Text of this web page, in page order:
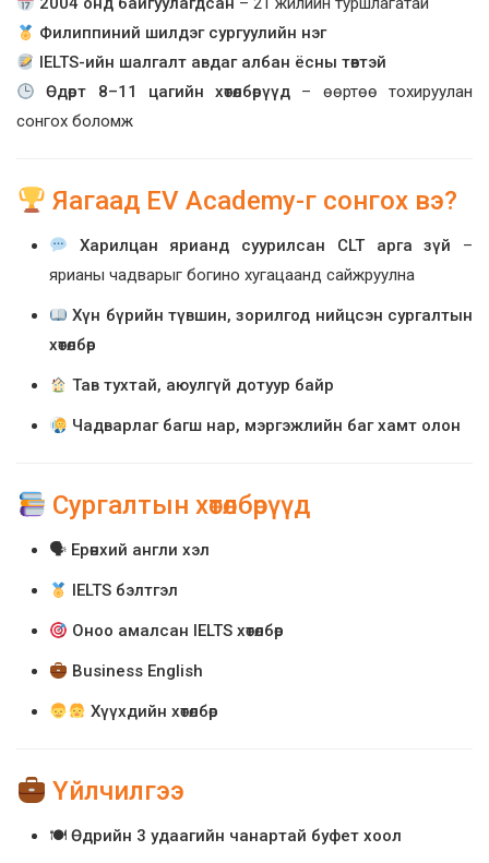
Филиппиний шилдэг сургуулийн нэг
IELTS-ийн шалгалт авдаг албан ёсны төвтэй
Өдөрт 8–11 цагийн хөтөлбөрүүд – өөртөө тохируулан
сонгох боломж
Яагаад EV Academy-г сонгох вэ?
Харилцан ярианд суурилсан CLT арга зүй –
ярианы чадварыг богино хугацаанд сайжруулна
Хүн бүрийн түвшин, зорилгод нийцсэн сургалтын
хөтөлбөр
Тав тухтай, аюулгүй дотуур байр
Чадварлаг багш нар, мэргэжлийн баг хамт олон
Сургалтын хөтөлбөрүүд
🗣 Ерөнхий англи хэл
IELTS бэлтгэл
Оноо амалсан IELTS хөтөлбөр
Business English
Хүүхдийн хөтөлбөр
Үйлчилгээ
🍽 Өдрийн 3 удаагийн чанартай буфет хоол